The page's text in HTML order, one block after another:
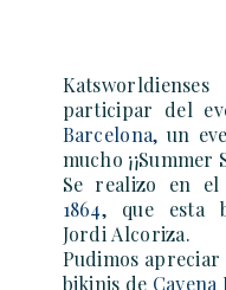
participar del
Barcelona, un
mucho ¡¡Summer
Se realizo en el
1864, que esta
Jordi Alcoriza.
Pudimos
bikinis de Cayena